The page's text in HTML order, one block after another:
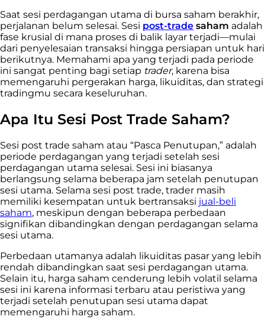
Saat sesi perdagangan utama di bursa saham berakhir,
perjalanan belum selesai. Sesi post-trade saham adalah
fase krusial di mana proses di balik layar terjadi—mulai
dari penyelesaian transaksi hingga persiapan untuk hari
berikutnya. Memahami apa yang terjadi pada periode
ini sangat penting bagi setiap trader, karena bisa
memengaruhi pergerakan harga, likuiditas, dan strategi
tradingmu secara keseluruhan.
Apa Itu Sesi Post Trade Saham?
Sesi post trade saham atau “Pasca Penutupan,” adalah
periode perdagangan yang terjadi setelah sesi
perdagangan utama selesai. Sesi ini biasanya
berlangsung selama beberapa jam setelah penutupan
sesi utama. Selama sesi post trade, trader masih
memiliki kesempatan untuk bertransaksi jual-beli
saham, meskipun dengan beberapa perbedaan
signifikan dibandingkan dengan perdagangan selama
sesi utama.
Perbedaan utamanya adalah likuiditas pasar yang lebih
rendah dibandingkan saat sesi perdagangan utama.
Selain itu, harga saham cenderung lebih volatil selama
sesi ini karena informasi terbaru atau peristiwa yang
terjadi setelah penutupan sesi utama dapat
memengaruhi harga saham.